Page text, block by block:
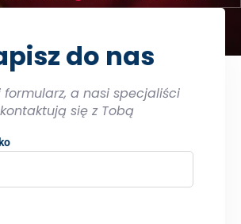
do nas
formularz, a nasi specjaliści
się z Tobą